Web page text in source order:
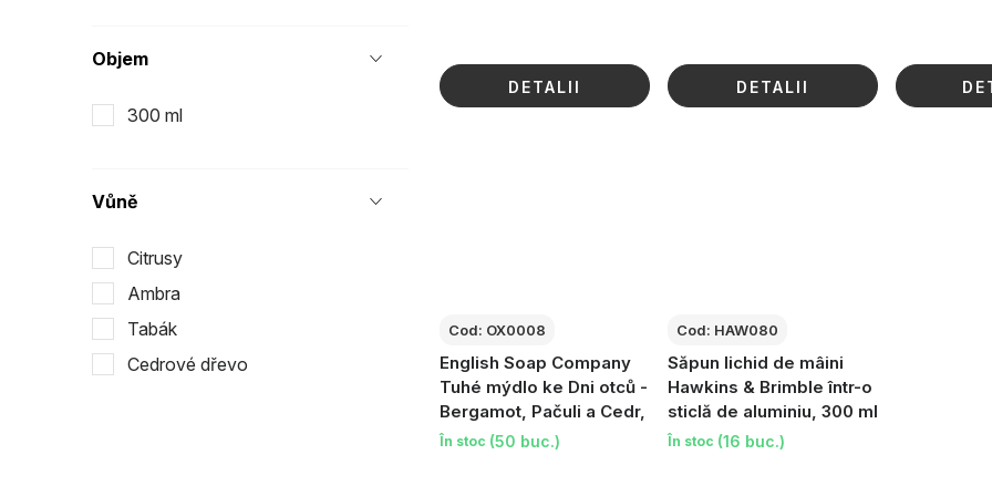
Objem
300 ml
Vůně
Citrusy
Ambra
Tabák
Cedrové dřevo
u
sDETALII DETALII
English Soap Company
Tuhé mýdlo ke Dni otců -
Bergamot, Pačuli a Cedr,
190g
În stoc (50 buc.)
Cod: OX0008
Săpun lichid de mâini
Hawkins & Brimble într-o
sticlă de aluminiu, 300 ml
În stoc (16 buc.)
Cod: HAW080